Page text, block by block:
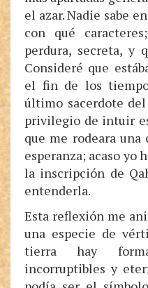
el azar. Nadie sabe
con qué
perdura, secreta, y
Consideré que
el fin de los
último sacerdote
privilegio de intuir
que me rodeara una
esperanza; acaso yo
la inscripción de
entenderla.
Esta reflexión me
una especie de
tierra hay
incorruptibles y